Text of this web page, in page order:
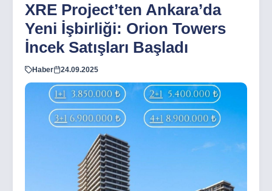
XRE Project’ten Ankara’da
Yeni İşbirliği: Orion Towers
İncek Satışları Başladı
Haber 24.09.2025